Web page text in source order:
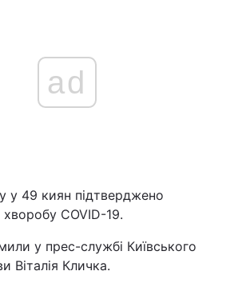
ad
у 49 киян підтверджено
хворобу COVID-19.
у прес-службі Київського
Віталія Кличка.